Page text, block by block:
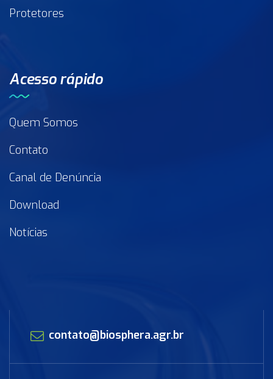
Protetores
Acesso rápido
Quem Somos
Contato
Canal de Denúncia
Download
Notícias
contato@biosphera.agr.br